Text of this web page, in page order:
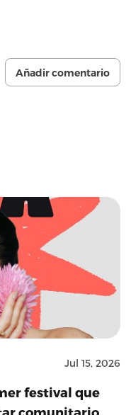
Añadir comentario
Jul 15, 2026
festival que
comunitario